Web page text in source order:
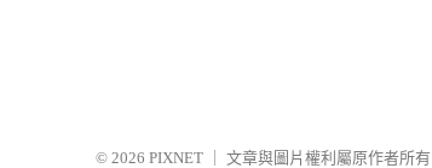
© 2026 PIXNET
文章與圖片權利屬原作者所有